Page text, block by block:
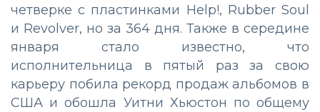
четверке с пластинками Help!, Rubber Soul
и Revolver, но за 364 дня. Также в середине
января стало известно, что
исполнительница в пятый раз за свою
карьеру побила рекорд продаж альбомов в
США и обошла Уитни Хьюстон по общему